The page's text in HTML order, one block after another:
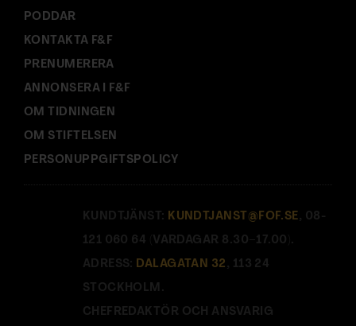
PODDAR
KONTAKTA F&F
PRENUMERERA
ANNONSERA I F&F
OM TIDNINGEN
OM STIFTELSEN
PERSONUPPGIFTSPOLICY
KUNDTJÄNST: KUNDTJANST@FOF.SE , 08-
121 060 64 (VARDAGAR 8.30–17.00).
ADRESS: DALAGATAN 32 , 113 24
STOCKHOLM.
CHEFREDAKTÖR OCH ANSVARIG